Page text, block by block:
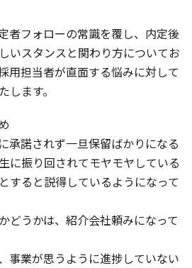
者フォローの常識を覆し、内定後
いスタンスと関わり方についてお
用担当者が直面する悩みに対して
します。
承諾されず一旦保留ばかりになる
に振り回されてモヤモヤしている
すると説得しているようになって
どうかは、紹介会社頼みになって
事業が思うように進捗していない